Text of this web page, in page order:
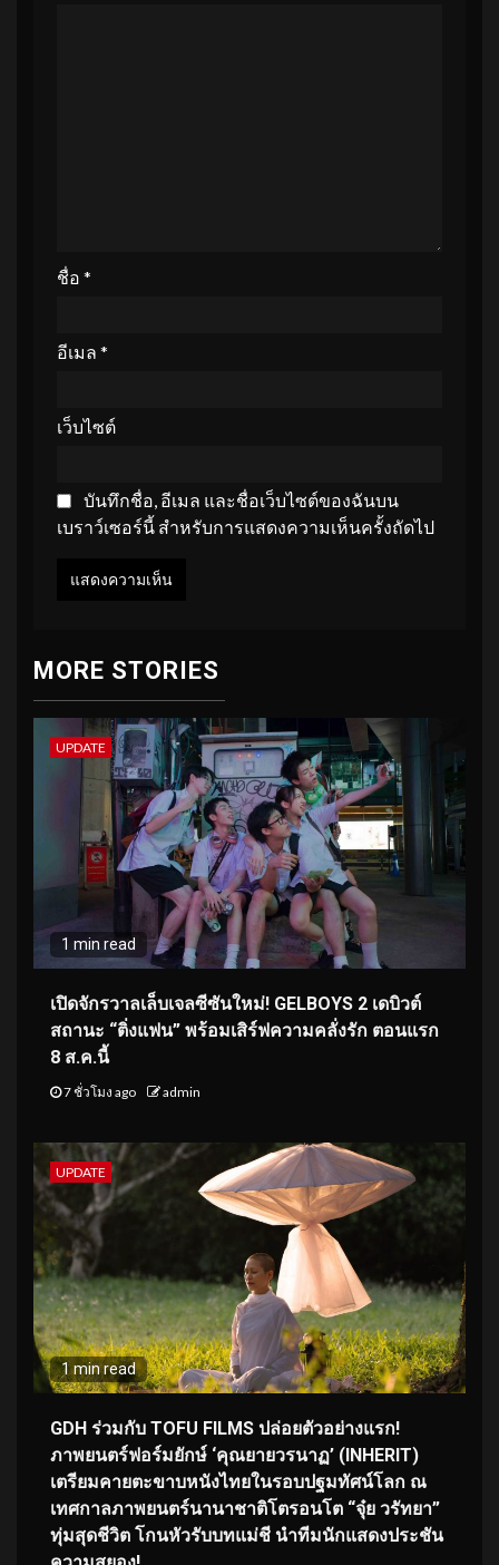
ชื่อ *
อีเมล *
เว็บไซต์
บันทึกชื่อ, อีเมล และชื่อเว็บไซต์ของฉันบน
เบราว์เซอร์นี้ สำหรับการแสดงความเห็นครั้งถัดไป
MORE STORIES
UPDATE
1 min read
เปิดจักรวาลเล็บเจลซีซันใหม่! GELBOYS 2 เดบิวต์
สถานะ “ติ่งแฟน” พร้อมเสิร์ฟความคลั่งรัก ตอนแรก
8 ส.ค.นี้
7 ชั่วโมง ago admin
UPDATE
1 min read
GDH ร่วมกับ TOFU FILMS ปล่อยตัวอย่างแรก!
ภาพยนตร์ฟอร์มยักษ์ ‘คุณยายวรนาฏ’ (INHERIT)
เตรียมคายตะขาบหนังไทยในรอบปฐมทัศน์โลก ณ
เทศกาลภาพยนตร์นานาชาติโตรอนโต “จุ๋ย วรัทยา”
ทุ่มสุดชีวิต โกนหัวรับบทแม่ชี นำทีมนักแสดงประชัน